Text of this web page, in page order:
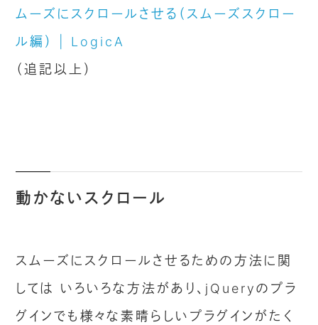
ムーズにスクロールさせる（スムーズスクロー
ル編） | LogicA
（追記以上）
動かないスクロール
スムーズにスクロールさせるための方法に関
しては いろいろな方法があり、jQueryのプラ
グインでも様々な素晴らしいプラグインがたく